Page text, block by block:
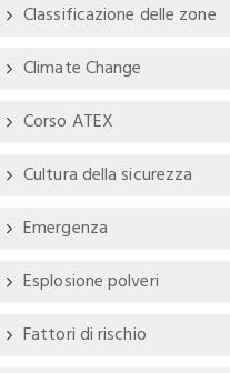
Classificazione delle zone
Climate Change
Corso ATEX
Cultura della sicurezza
Emergenza
Esplosione polveri
Fattori di rischio